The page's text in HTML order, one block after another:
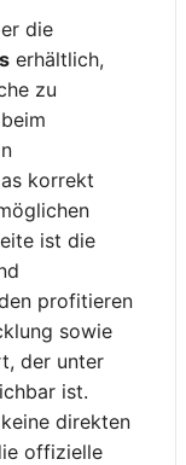
die
erhältlich,
zu
korrekt
ist die
profitieren
sowie
der unter
ist.
direkten
offizielle